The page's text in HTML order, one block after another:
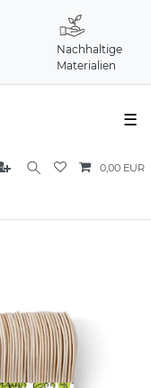
Nachhaltige
Materialien
☰
0,00 EUR